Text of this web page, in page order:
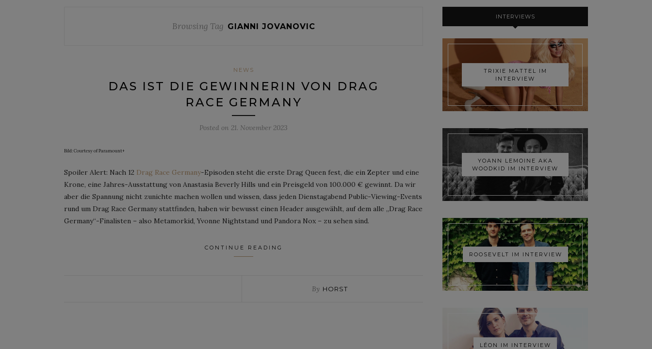
Browsing Tag GIANNI JOVANOVIC
NEWS
DAS IST DIE GEWINNERIN VON DRAG
RACE GERMANY
Posted on 21. November 2023
Bild: Courtesy of Paramount+
Spoiler Alert: Nach 12 Drag Race Germany-Episoden steht die erste Drag Queen fest, die ein Zepter und eine
Krone, eine Jahres-Ausstattung von Anastasia Beverly Hills und ein Preisgeld von 100.000 € gewinnt. Da wir
aber die Spannung nicht zunichte machen wollen und wissen, dass jeden Dienstagabend Public-Viewing-Events
rund um Drag Race Germany stattfinden, haben wir bewusst einen Header ausgewählt, auf dem alle „Drag Race
Germany“-Finalisten – also Metamorkid, Yvonne Nightstand und Pandora Nox – zu sehen sind.
CONTINUE READING
By HORST
INTERVIEWS
TRIXIE MATTEL IM
INTERVIEW
YOANN LEMOINE AKA
WOODKID IM INTERVIEW
ROOSEVELT IM INTERVIEW
LÉON IM INTERVIEW